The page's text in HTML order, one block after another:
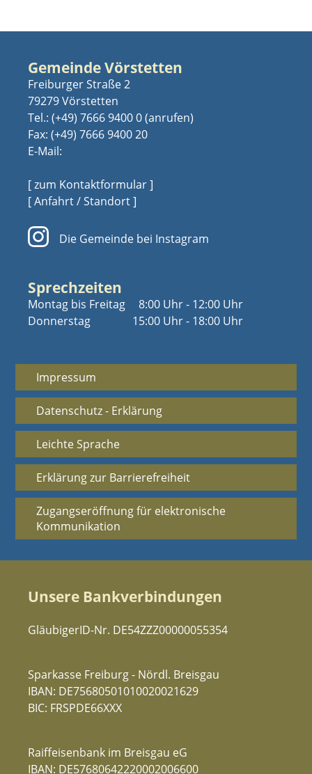
Gemeinde Vörstetten
Freiburger Straße 2
79279 Vörstetten
Tel.: (+49) 7666 9400 0
Fax: (+49) 7666 9400 20
E-Mail:
[ zum Kontaktformular ]
[ Anfahrt / Standort ]
Die Gemeinde bei Instagram
Sprechzeiten
Montag bis Freitag
Donnerstag
8:00 Uhr - 12:00 Uhr
15:00 Uhr - 18:00 Uhr
Impressum
Datenschutz - Erklärung
Leichte Sprache
Erklärung zur Barrierefreiheit
Zugangseröffnung für elektronische
Kommunikation
Unsere Bankverbindungen
GläubigerID-Nr. DE54ZZZ00000055354
Sparkasse Freiburg - Nördl. Breisgau
IBAN: DE75680501010020021629
BIC: FRSPDE66XXX
Raiffeisenbank im Breisgau eG
IBAN: DE57680642220002006600